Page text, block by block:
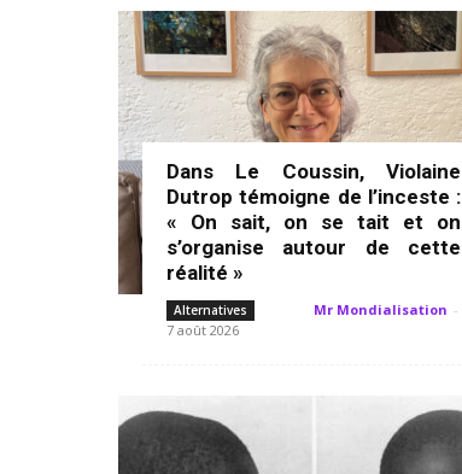
Dans Le Coussin, Violaine
Dutrop témoigne de l’inceste :
« On sait, on se tait et on
s’organise autour de cette
réalité »
Alternatives Mr Mondialisation -
7 août 2026